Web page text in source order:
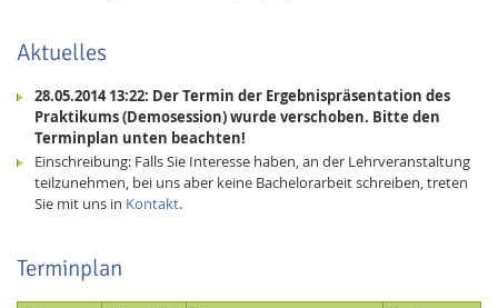
Aktuelles
28.05.2014 13:22: Der Termin der Ergebnispräsentation des
Praktikums (Demosession) wurde verschoben. Bitte den
Terminplan unten beachten!
Einschreibung: Falls Sie Interesse haben, an der Lehrveranstaltung
teilzunehmen, bei uns aber keine Bachelorarbeit schreiben, treten
Sie mit uns in Kontakt.
Terminplan